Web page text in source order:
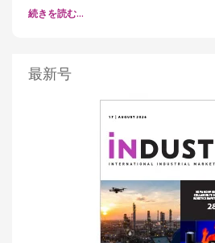
続きを読む…
最新号